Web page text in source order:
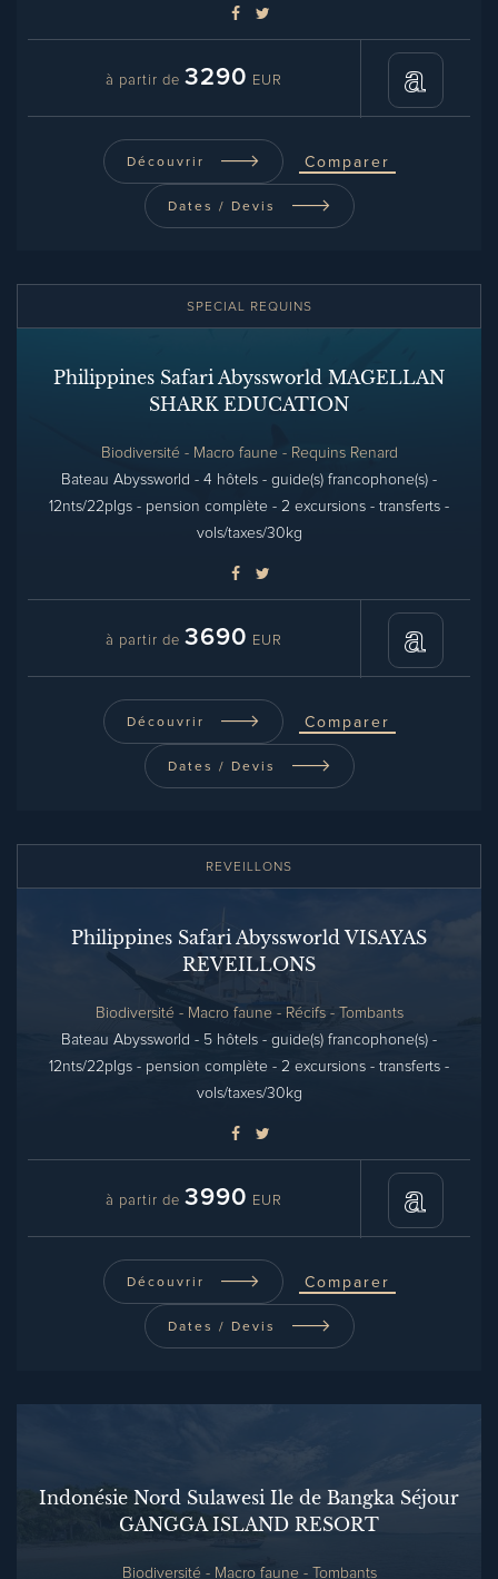
à partir de 3290 EUR
Découvrir Comparer
Dates / Devis
SPECIAL REQUINS
Philippines Safari Abyssworld MAGELLAN
SHARK EDUCATION
Biodiversité - Macro faune - Requins Renard
Bateau Abyssworld - 4 hôtels - guide(s) francophone(s) -
12nts/22plgs - pension complète - 2 excursions - transferts -
vols/taxes/30kg
à partir de 3690 EUR
Découvrir Comparer
Dates / Devis
REVEILLONS
Philippines Safari Abyssworld VISAYAS
REVEILLONS
Biodiversité - Macro faune - Récifs - Tombants
Bateau Abyssworld - 5 hôtels - guide(s) francophone(s) -
12nts/22plgs - pension complète - 2 excursions - transferts -
vols/taxes/30kg
à partir de 3990 EUR
Découvrir Comparer
Dates / Devis
Indonésie Nord Sulawesi Ile de Bangka Séjour
GANGGA ISLAND RESORT
Biodiversité - Macro faune - Tombants